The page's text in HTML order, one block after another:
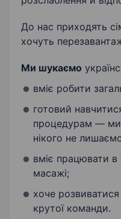
До нас приходять
хочуть
Ми шукаємо
вміє робити
готовий
процедурам — ми
нікого не
вміє працювати в
масажі;
хоче
крутої команди.